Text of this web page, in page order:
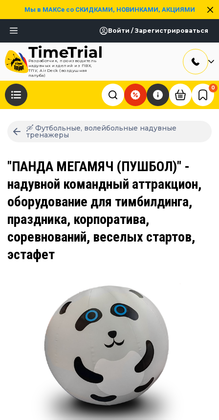
Мы в МАКСе со СКИДКАМИ, НОВИНКАМИ, АКЦИЯМИ
Войти / Зарегистрироваться
Разработчик, производитель
надувных изделий из ПВХ,
ТПУ, AirDeck (воздушная
палуба)
0
🛶 Футбольные, волейбольные надувные
тренажеры
"ПАНДА МЕГАМЯЧ (ПУШБОЛ)" -
надувной командный аттракцион,
оборудование для тимбилдинга,
праздника, корпоратива,
соревнований, веселых стартов,
эстафет